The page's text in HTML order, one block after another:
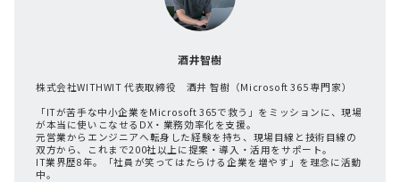
酒井智樹
株式会社WITHWIT 代表取締役 酒井 智樹（Microsoft 365 専門家）
「ITが苦手な中小企業をMicrosoft 365で救う」をミッションに、現場
が本当に使いこなせるDX・業務効率化を支援。
元営業からエンジニアへ転身した経験を持ち、現場目線と技術目線の
双方から、これまで200社以上に提案・導入・活用をサポート。
IT業界歴8年。「社員が笑ってはたらける企業を増やす」を理念に活動
中。